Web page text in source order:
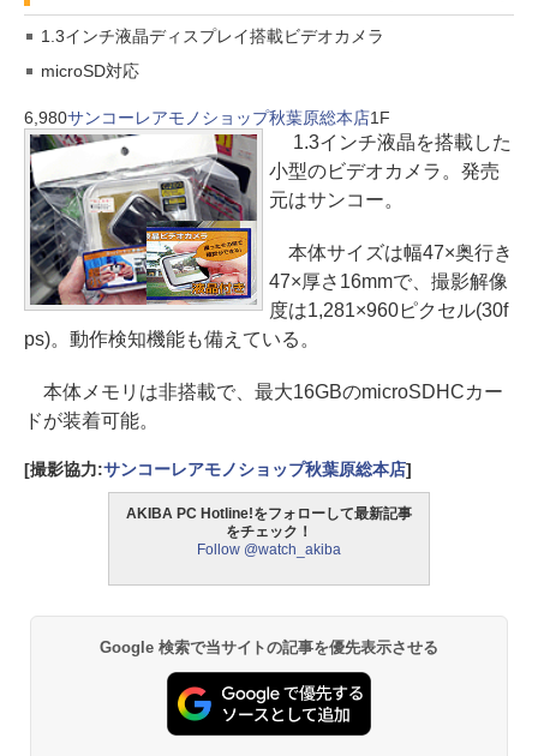
1.3インチ液晶ディスプレイ搭載ビデオカメラ
microSD対応
6,980サンコーレアモノショップ秋葉原総本店1F
1.3インチ液晶を搭載した
小型のビデオカメラ。発売
元はサンコー。
本体サイズは幅47×奥行き
47×厚さ16mmで、撮影解像
度は1,281×960ピクセル(30f
ps)。動作検知機能も備えている。
本体メモリは非搭載で、最大16GBのmicroSDHCカー
ドが装着可能。
[撮影協力:サンコーレアモノショップ秋葉原総本店]
AKIBA PC Hotline!をフォローして最新記事
をチェック！
Follow @watch_akiba
Google 検索で当サイトの記事を優先表示させる